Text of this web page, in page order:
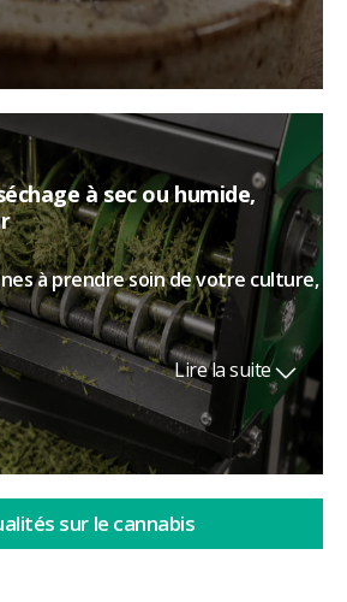
à sec ou humide,
à prendre soin de votre culture,
Lire la suite
sur le cannabis